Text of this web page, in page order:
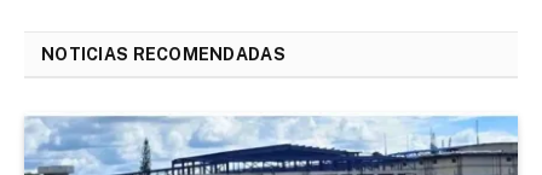
NOTICIAS RECOMENDADAS